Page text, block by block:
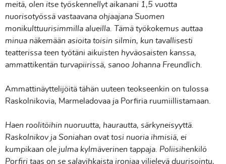
meitä, olen itse työskennellyt aikanani 1,5 vuotta
nuorisotyössä vastaavana ohjaajana Suomen
monikulttuurisimmilla alueilla. Tämä työkokemus auttaa
minua näkemään asioita toisin silmin, kun tavallisesti
teatterissa teen työtäni aikuisten hyväosaisten kanssa,
ammattikentän turvapiirissä, sanoo Johanna Freundlich.
Ammattinäyttelijöitä tähän uuteen teokseenkin on tulossa
Raskolnikovia, Marmeladovaa ja Porfiria ruumiillistamaan.
Haen roolitöihin nuoruutta, haurautta, särkyneisyyttä.
Raskolnikov ja Soniahan ovat tosi nuoria ihmisiä, ei
kumpikaan ole julma kylmäverinen tappaja. Poliisihenkilö
Porfiri taas on se salavihkaista ironiaa viljelevä duurisointu,